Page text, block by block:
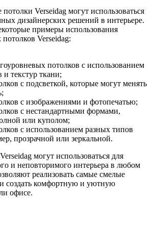
Verseidag могут использоваться
дизайнерских решений в интерьере.
примеры использования
Verseidag:
потолков с использованием
и текстур ткани;
с подсветкой, которые могут менять
с изображениями и фотопечатью;
с нестандартными формами,
или куполом;
с использованием разных типов
прозрачной или зеркальной.
могут использоваться для
и неповторимого интерьера в любом
реализовать самые смелые
создать комфортную и уютную
офисе.